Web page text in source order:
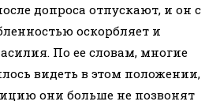
допроса отпускают, и он с
оскорбляет и
По ее словам, многие
видеть в этом положении,
они больше не позвонят